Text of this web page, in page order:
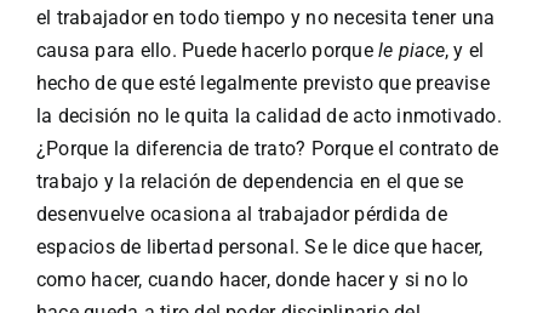
el trabajador en todo tiempo y no necesita tener una
causa para ello. Puede hacerlo porquele piace, y el
hecho de que esté legalmente previsto que preavise
la decisión no le quita la calidad de acto inmotivado.
¿Porque la diferencia de trato? Porque el contrato de
trabajo y la relación de dependencia en el que se
desenvuelve ocasiona al trabajador pérdida de
espacios de libertad personal. Se le dice que hacer,
como hacer, cuando hacer, donde hacer y si no lo